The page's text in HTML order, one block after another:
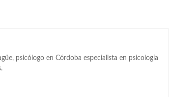
psicólogo en Córdoba especialista en psicología